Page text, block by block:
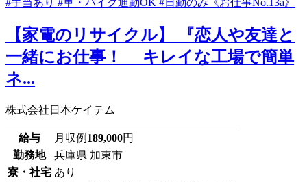
【家電のリサイクル】 『恋人や友達と
一緒にお仕事！ キレイな工場で簡単
ネ...
株式会社日本ケイテム
給与 月収例 189,000円
勤務地
兵庫県 加東市
寮・社宅 あり